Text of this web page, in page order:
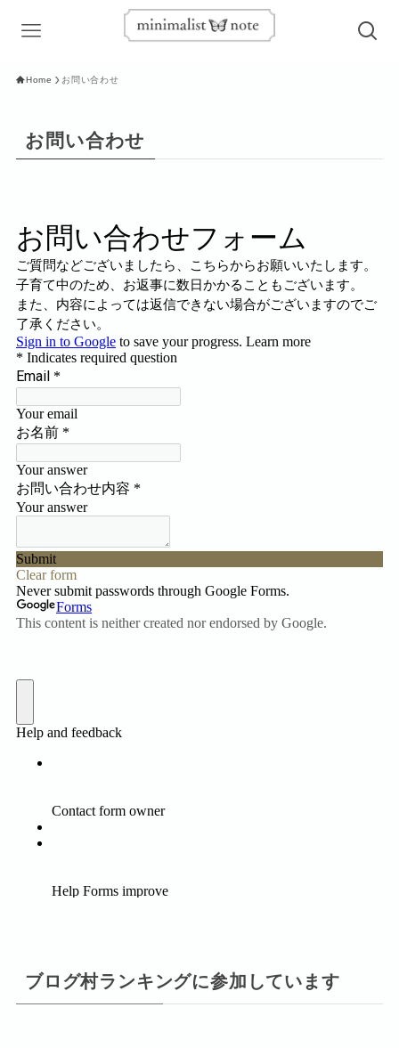
Home お問い合わせ
お問い合わせ
ブログ村ランキングに参加しています